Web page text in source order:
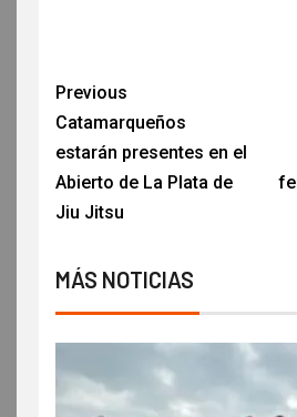
Previous
Catamarqueños
estarán presentes en el
Abierto de La Plata de
Jiu Jitsu
MÁS NOTICIAS